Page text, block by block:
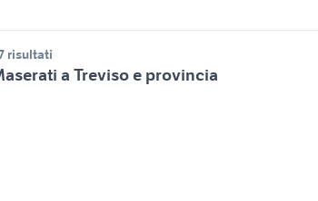
risultati
a Treviso e provincia